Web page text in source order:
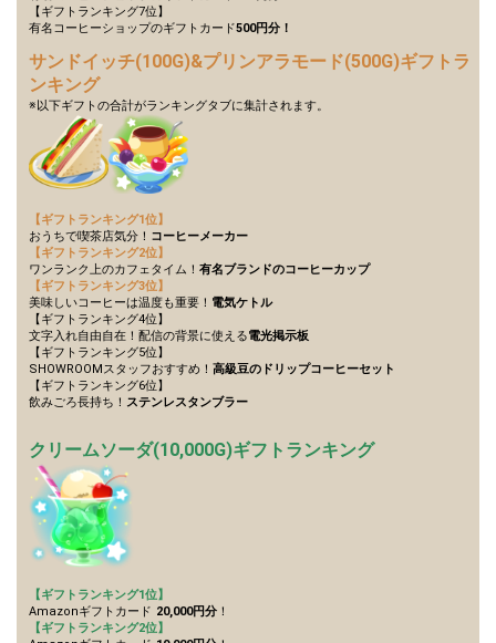
40 1800000
グ1位特典獲得条件達成！こ
のまま最後まで駆け抜けよ
う〜！！
Gifting
Throw gifts to the stage and join
the live performance.
First, try throwing free Stars
(once a day)! You can also charge
(available from 1 JPY)! When you
continue to send gifts to the
performer(s), the performer's
popularity ranking and your
ranking go up.
To cheer on performers, you can
send them gifts.
To send performers paid items,
you must use Show Gold.
Comments
Close
【ギフトランキング7位】
有名コーヒーショップのギフトカード500円分！
サンドイッチ(100G)&プリンアラモード(500G)ギフトラ
ンキング
※以下ギフトの合計がランキングタブに集計されます。
【ギフトランキング1位】
おうちで喫茶店気分！ コーヒーメーカー
【ギフトランキング2位】
ワンランク上のカフェタイム！ 有名ブランドのコーヒーカップ
【ギフトランキング3位】
美味しいコーヒーは温度も重要！ 電気ケトル
【ギフトランキング4位】
文字入れ自由自在！配信の背景に使える電光掲示板
【ギフトランキング5位】
SHOWROOMスタッフおすすめ！ 高級豆のドリップコーヒーセット
【ギフトランキング6位】
飲みごろ長持ち！ ステンレスタンブラー
クリームソーダ(10,000G)ギフトランキング
【ギフトランキング1位】
Amazonギフトカード 20,000円分 ！
【ギフトランキング2位】